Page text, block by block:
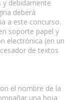
y debidamente
deberá
a este concurso.
soporte papel y
electrónica (en un
de textos
el nombre de la
una hoja